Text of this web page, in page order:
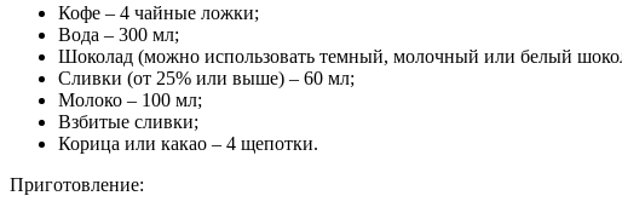
Кофе – 4 чайные ложки;
Вода – 300 мл;
Шоколад (можно использовать темный, молочный или белый
Сливки (от 25% или выше) – 60 мл;
Молоко – 100 мл;
Взбитые сливки;
Корица или какао – 4 щепотки.
Приготовление: